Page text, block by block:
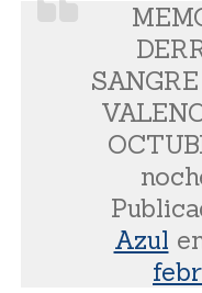
Azul